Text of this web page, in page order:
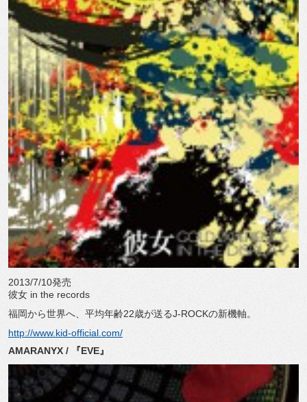
2013/7/10発売
彼女 in the records
福岡から世界へ、平均年齢22歳が送るJ-ROCKの新機軸。
http://www.kid-official.com/
AMARANYX / 『EVE』